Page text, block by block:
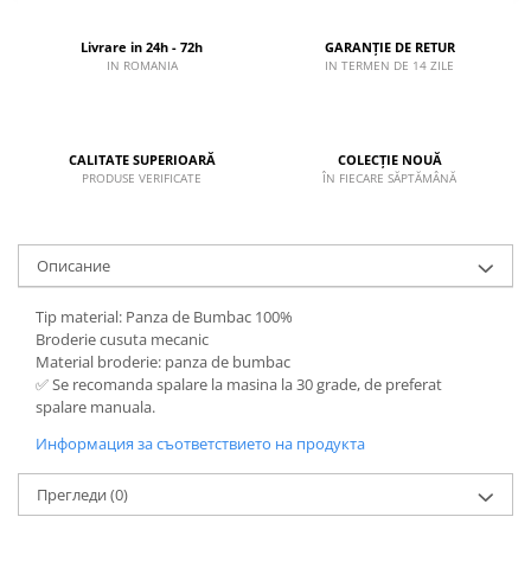
Livrare in 24h - 72h
IN ROMANIA
GARANȚIE DE RETUR
IN TERMEN DE 14 ZILE
CALITATE SUPERIOARĂ
PRODUSE VERIFICATE
COLECȚIE NOUĂ
ÎN FIECARE SĂPTĂMÂNĂ
Описание
Tip material: Panza de Bumbac 100%
Broderie cusuta mecanic
Material broderie: panza de bumbac
✅ Se recomanda spalare la masina la 30 grade, de preferat
spalare manuala.
Информация за съответствието на продукта
Прегледи (0)